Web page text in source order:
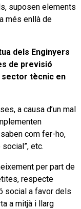
suposen elements
més enllà de
dels Enginyers
de previsió
sector tècnic en
a causa d’un mal
com fer-ho,
etc.
per part de
respecte
social a favor dels
a mitjà i llarg